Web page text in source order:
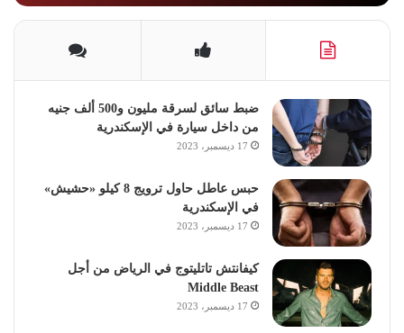
ضبط سائق لسرقة مليون و500 ألف جنيه
من داخل سيارة في الإسكندرية
17 ديسمبر، 2023
حبس عاطل حاول ترويج 8 كيلو «حشيش»
في الإسكندرية
17 ديسمبر، 2023
كيفانتش تاتليتوج في الرياض من أجل
Middle Beast
17 ديسمبر، 2023